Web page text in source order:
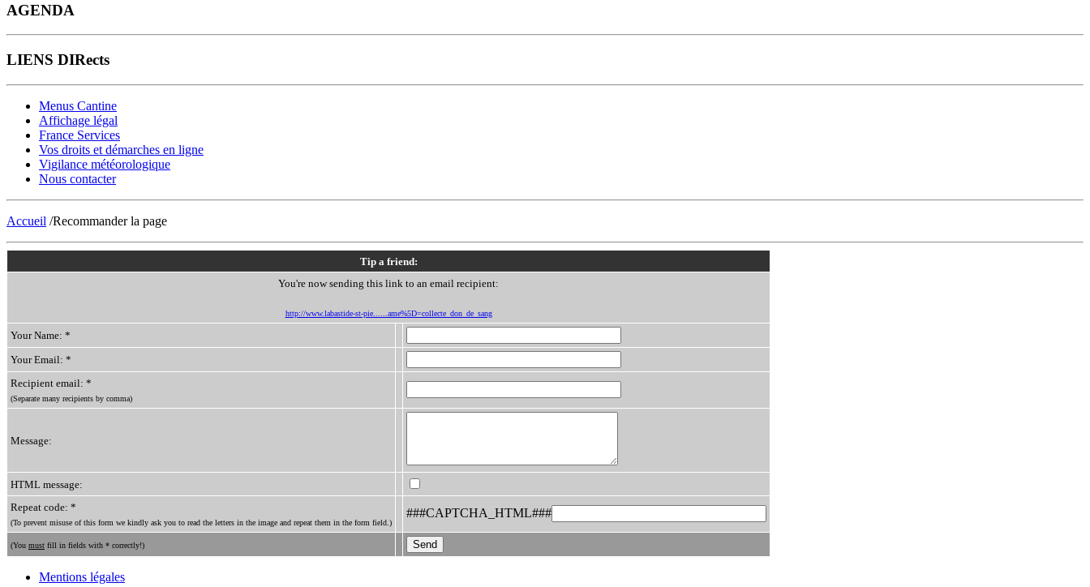
AGENDA
LIENS DIRects
Menus Cantine
Affichage légal
France Services
Vos droits et démarches en ligne
Vigilance météorologique
Nous contacter
Accueil /Recommander la page
Tip a friend:
You're now sending this link to an email recipient:
http://www.labastide-st-pie......ame%5D=collecte_don_de_sang
Your Name: *
Your Email: *
Recipient email: *
(Separate many recipients by comma)
Message:
HTML message:
Repeat code: *
(To prevent misuse of this form we kindly ask you to read the letters in the image and repeat them in the form field.)
###CAPTCHA_HTML###
(You must fill in fields with * correctly!)
Mentions légales